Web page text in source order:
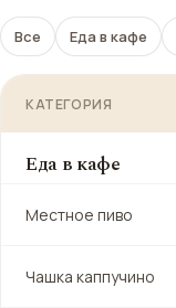
Все Еда в кафе
КАТЕГОРИЯ
Еда в кафе
Местное пиво
Чашка каппучино